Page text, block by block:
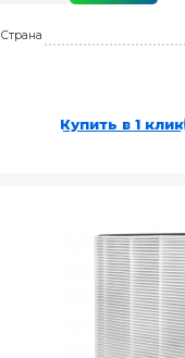
Страна
Купить в 1 клик